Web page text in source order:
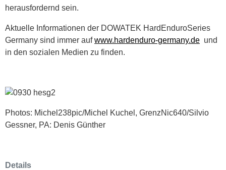
herausfordernd sein.
Aktuelle Informationen der DOWATEK HardEnduroSeries
Germany sind immer aufwww.hardenduro-germany.de und
in den sozialen Medien zu finden.
Photos: Michel238pic/Michel Kuchel, GrenzNic640/Silvio
Gessner, PA: Denis Günther
Details